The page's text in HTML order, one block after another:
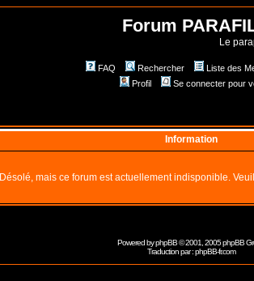
Forum
Le
FAQ Rechercher Liste des
Profil
Se connecter pour
Information
Désolé, mais ce forum est actuellement indisponible.
Powered byphpBB© 2001, 2005 phpBB
Traduction par :phpBB-fr.com